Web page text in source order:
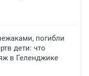
погибли
дети: что
в Геленджике